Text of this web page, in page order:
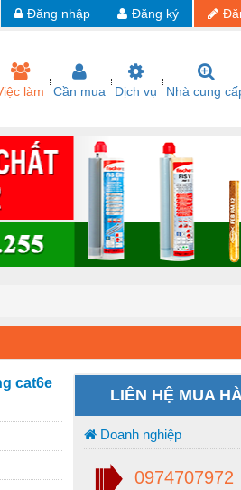
Đăng ký
Đăng nhập
làm Cần mua Dịch vụ Nhà cung
cat6e
LIÊN HỆ MUA
Doanh nghiệp
0974707972